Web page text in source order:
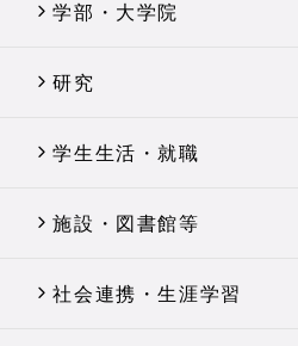
学部・大学院
研究
学生生活・就職
施設・図書館等
社会連携・生涯学習